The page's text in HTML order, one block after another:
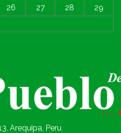
26 27 28
29
Arequipa, Peru